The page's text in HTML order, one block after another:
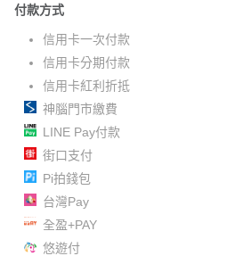
付款方式
信用卡一次付款
信用卡分期付款
信用卡紅利折抵
神腦門市繳費
LINE Pay付款
街口支付
Pi拍錢包
台灣Pay
全盈+PAY
悠遊付